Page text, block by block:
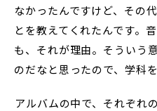
なかったんですけど、その
とを教えてくれたんです。
も、それが理由。そういう
のだなと思ったので、学科
――アルバムの中で、それぞれ